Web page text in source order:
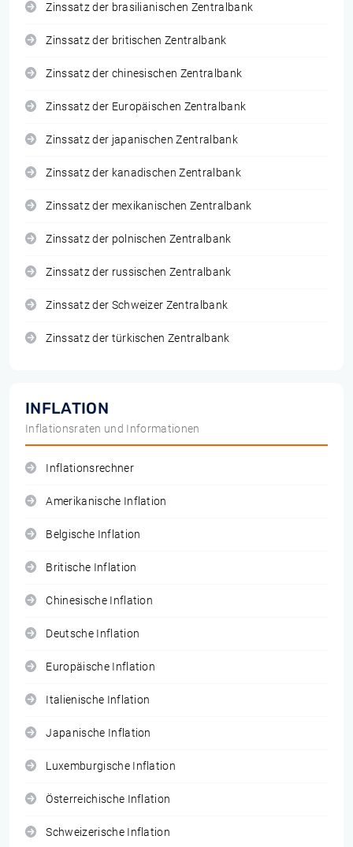
Zinssatz der brasilianischen Zentralbank
Zinssatz der britischen Zentralbank
Zinssatz der chinesischen Zentralbank
Zinssatz der Europäischen Zentralbank
Zinssatz der japanischen Zentralbank
Zinssatz der kanadischen Zentralbank
Zinssatz der mexikanischen Zentralbank
Zinssatz der polnischen Zentralbank
Zinssatz der russischen Zentralbank
Zinssatz der Schweizer Zentralbank
Zinssatz der türkischen Zentralbank
INFLATION
Inflationsraten und Informationen
Inflationsrechner
Amerikanische Inflation
Belgische Inflation
Britische Inflation
Chinesische Inflation
Deutsche Inflation
Europäische Inflation
Italienische Inflation
Japanische Inflation
Luxemburgische Inflation
Österreichische Inflation
Schweizerische Inflation